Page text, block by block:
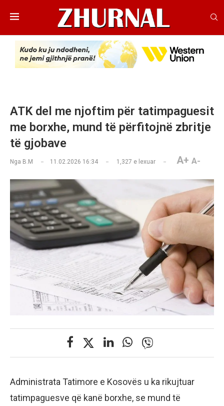
ATK del me njoftim për tatimpaguesit
me borxhe, mund të përfitojnë zbritje
të gjobave
Nga B.M 11.02.2026 16:34 1,327 e lexuar A+ A-
Administrata Tatimore e Kosovës u ka rikujtuar
tatimpaguesve që kanë borxhe, se mund të